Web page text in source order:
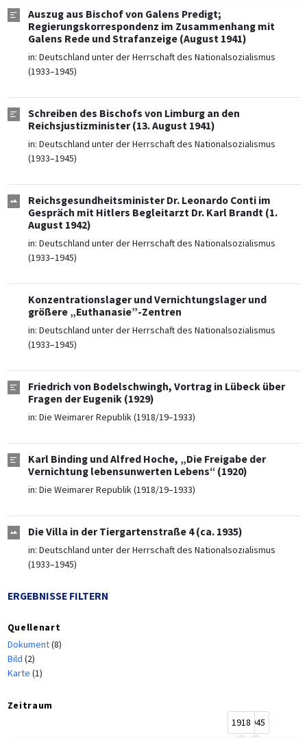
Auszug aus Bischof von Galens Predigt;
Regierungskorrespondenz im Zusammenhang mit
Galens Rede und Strafanzeige (August 1941)
in: Deutschland unter der Herrschaft des Nationalsozialismus
(1933–1945)
Schreiben des Bischofs von Limburg an den
Reichsjustizminister (13. August 1941)
in: Deutschland unter der Herrschaft des Nationalsozialismus
(1933–1945)
Reichsgesundheitsminister Dr. Leonardo Conti im
Gespräch mit Hitlers Begleitarzt Dr. Karl Brandt (1.
August 1942)
in: Deutschland unter der Herrschaft des Nationalsozialismus
(1933–1945)
Konzentrationslager und Vernichtungslager und
größere „Euthanasie”-Zentren
in: Deutschland unter der Herrschaft des Nationalsozialismus
(1933–1945)
Friedrich von Bodelschwingh, Vortrag in Lübeck über
Fragen der Eugenik (1929)
in: Die Weimarer Republik (1918/19–1933)
Karl Binding und Alfred Hoche, „Die Freigabe der
Vernichtung lebensunwerten Lebens“ (1920)
in: Die Weimarer Republik (1918/19–1933)
Die Villa in der Tiergartenstraße 4 (ca. 1935)
in: Deutschland unter der Herrschaft des Nationalsozialismus
(1933–1945)
ERGEBNISSE FILTERN
Quellenart
Dokument(8)
Bild (2)
Karte (1)
Zeitraum
19181945